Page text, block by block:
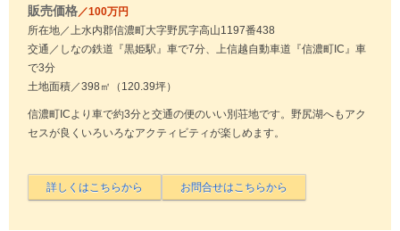
販売価格／100万円
所在地／上水内郡信濃町大字野尻字高山1197番438
交通／しなの鉄道『黒姫駅』車で7分、上信越自動車道『信濃町IC』車
で3分
土地面積／398㎡（120.39坪）
信濃町ICより車で約3分と交通の便のいい別荘地です。野尻湖へもアク
セスが良くいろいろなアクティビティが楽しめます。